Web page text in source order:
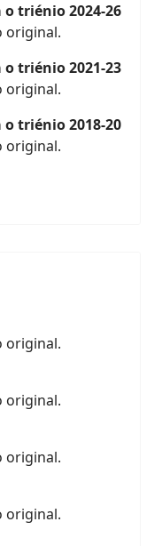
triénio 2024-26
original.
triénio 2021-23
original.
triénio 2018-20
original.
original.
original.
original.
original.